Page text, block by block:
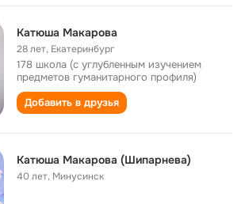
Катюша Макарова
28 лет, Екатеринбург
178 школа (с углубленным изучением
предметов гуманитарного профиля)
Добавить в друзья
Катюша Макарова (Шипарнева)
40 лет, Минусинск